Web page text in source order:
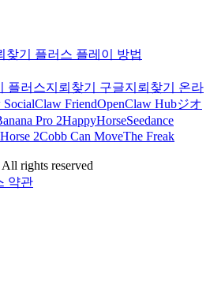
찾기 플러스 플레이 방법
플러스지뢰찾기 구글지뢰찾기 온라
SocialClaw FriendOpenClaw Hubジオ
Pro 2HappyHorseSeedance
2Cobb Can MoveThe Freak
All rights reserved
약관